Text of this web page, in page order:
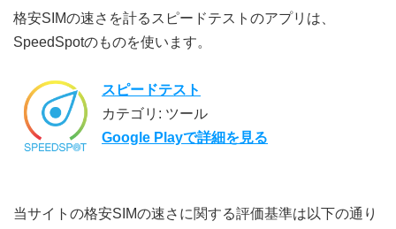
格安SIMの速さを計るスピードテストのアプリは、
SpeedSpotのものを使います。
スピードテスト
カテゴリ: ツール
Google Playで詳細を見る
当サイトの格安SIMの速さに関する評価基準は以下の通り